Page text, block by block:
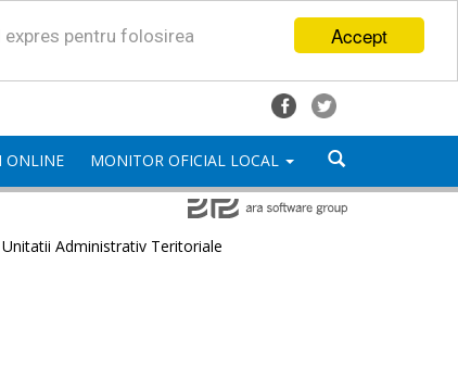
Accept
pentru folosirea
ONLINE MONITOR OFICIAL LOCAL
Administrativ Teritoriale